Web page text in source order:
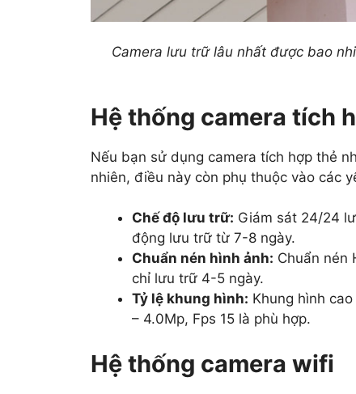
Camera lưu trữ lâu nhất được bao
Hệ thống camera tích
Nếu bạn sử dụng camera tích hợp thẻ
nhiên, điều này còn phụ thuộc vào các
Chế độ lưu trữ: Giám sát 24/24
động lưu trữ từ 7-8 ngày.
Chuẩn nén hình ảnh: Chuẩn nén
chỉ lưu trữ 4-5 ngày.
Tỷ lệ khung hình: Khung hình
– 4.0Mp, Fps 15 là phù hợp.
Hệ thống camera wifi